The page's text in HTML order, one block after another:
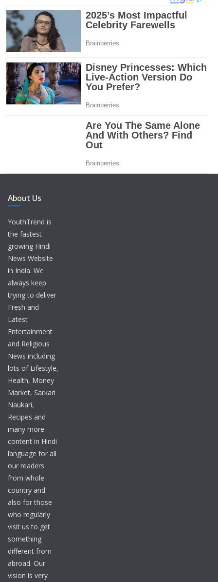
About Us
YouthTrend is
the fastest
growing Hindi
News Website
in India. We
always keep
trying to deliver
Fresh and
Latest
Entertainment
and Religious
News including
lots of Lifestyle,
Health, Money
Market, Sarkari
Naukari,
Recipes and
many more
content in Hindi
language for all
our readers
from whole
country and
also for those
who regularly
visit us to get
something
different from
abroad. Our
vision is very